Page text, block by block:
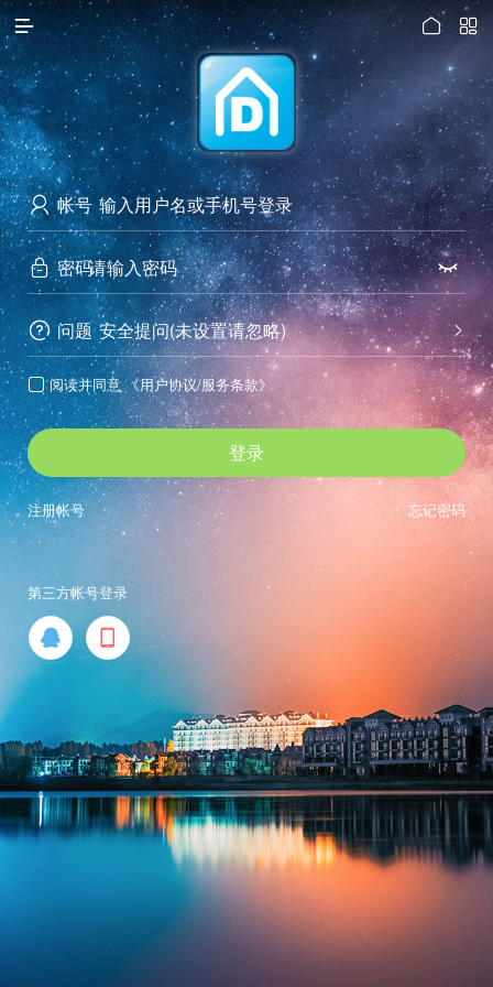

访问电脑版
 

 帐号
 密码 
 问题 
安全提问(未设置请忽略)
 阅读并同意 《用户协议/服务条款》
登录
忘记密码
注册帐号
第三方帐号登录
 